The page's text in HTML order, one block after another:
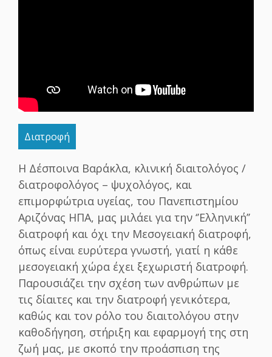
Διατροφή
Η Δέσποινα Βαράκλα, κλινική διαιτολόγος /
διατροφολόγος – ψυχολόγος, και
επιμορφώτρια υγείας, του Πανεπιστημίου
Αριζόνας ΗΠΑ, μας μιλάει για την ‘’Ελληνική’’
διατροφή και όχι την Μεσογειακή διατροφή,
όπως είναι ευρύτερα γνωστή, γιατί η κάθε
μεσογειακή χώρα έχει ξεχωριστή διατροφή.
Παρουσιάζει την σχέση των ανθρώπων με
τις δίαιτες και την διατροφή γενικότερα,
καθώς και τον ρόλο του διαιτολόγου στην
καθοδήγηση, στήριξη και εφαρμογή της στη
ζωή μας, με σκοπό την προάσπιση της